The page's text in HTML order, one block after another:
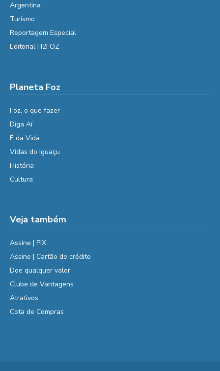
Argentina
Turismo
Reportagem Especial
Editorial H2FOZ
Planeta Foz
Foz, o que fazer
Diga Aí
É da Vida
Vidas do Iguaçu
História
Cultura
Veja também
Assine | PIX
Assine | Cartão de crédito
Doe qualquer valor
Clube de Vantagens
Atrativos
Cota de Compras